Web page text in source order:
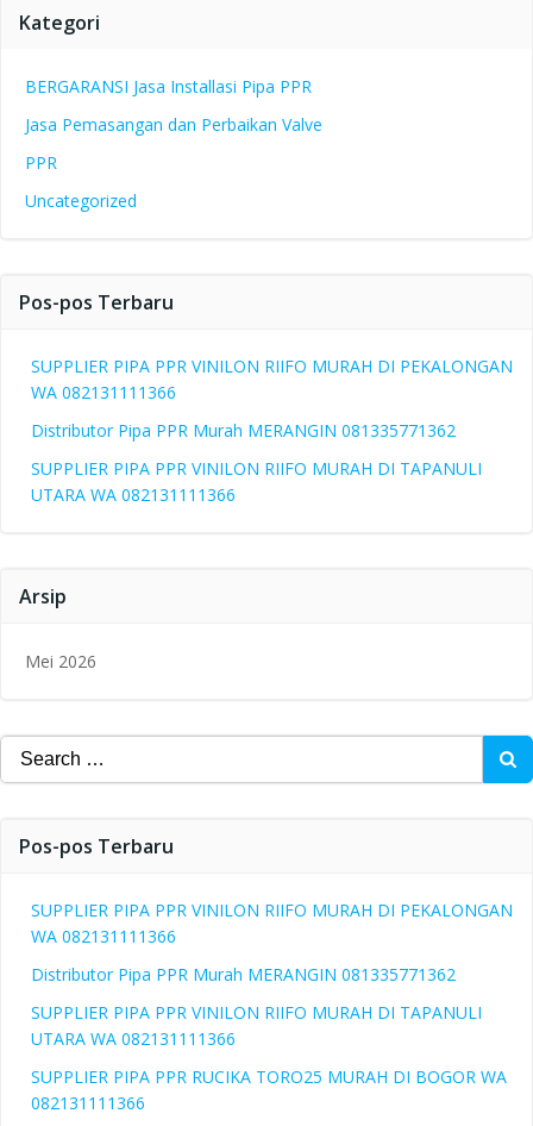
Kategori
BERGARANSI Jasa Installasi Pipa PPR
Jasa Pemasangan dan Perbaikan Valve
PPR
Uncategorized
Pos-pos Terbaru
SUPPLIER PIPA PPR VINILON RIIFO MURAH DI PEKALONGAN
WA 082131111366
Distributor Pipa PPR Murah MERANGIN 081335771362
SUPPLIER PIPA PPR VINILON RIIFO MURAH DI TAPANULI
UTARA WA 082131111366
Arsip
Mei 2026
Search
for:
Pos-pos Terbaru
SUPPLIER PIPA PPR VINILON RIIFO MURAH DI PEKALONGAN
WA 082131111366
Distributor Pipa PPR Murah MERANGIN 081335771362
SUPPLIER PIPA PPR VINILON RIIFO MURAH DI TAPANULI
UTARA WA 082131111366
SUPPLIER PIPA PPR RUCIKA TORO25 MURAH DI BOGOR WA
082131111366